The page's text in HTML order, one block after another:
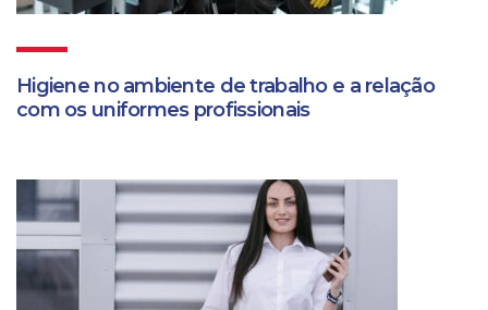
Higiene no ambiente de trabalho e a relação
com os uniformes profissionais